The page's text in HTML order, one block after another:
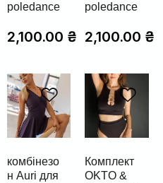
poledance
2,100.00 ₴
poledance
2,100.00 ₴
комбінезо
н Auri для
Комплект
OKTO &